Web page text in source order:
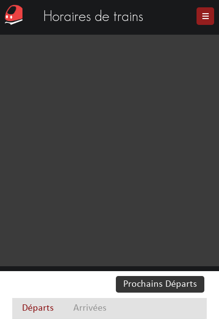
Horaires de trains
Prochains Départs
Départs Arrivées